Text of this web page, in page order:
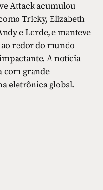
Attack acumulou
Tricky, Elizabeth
e Lorde, e manteve
redor do mundo
A notícia
com grande
eletrônica global.